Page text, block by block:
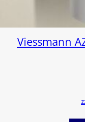
Viessmann